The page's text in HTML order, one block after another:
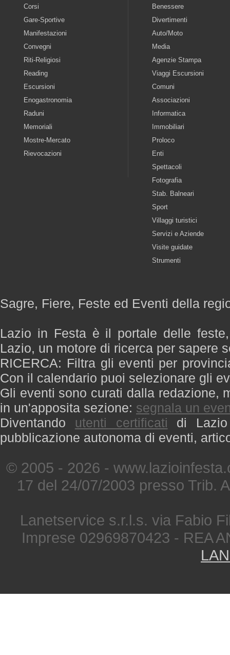
Corsi
Gare-Sportive
Manifestazioni
Convegni
Riti-Religiosi
Reading
Escursioni
Enogastronomia
Raduni
Memoriali
Mostre-Mercato
Rievocazioni
Benessere
Divertimenti
Auto/Moto
Media
Agenzie Stampa
Viaggi Escursioni
Comuni
Associazioni
Informatica
Immobiliari
Proloco
Enti
Spettacoli
Fotografia
Stab. Balneari
Sport
Villaggi turistici
Servizi e Aziende
Visite guidate
Strumenti
Sagre, Fiere, Feste ed Eventi della
Lazio in Festa è il portale delle
Lazio, un motore di ricerca per sapere
RICERCA: Filtra gli eventi per
Con il calendario puoi selezionare gli
Gli eventi sono curati dalla redazione,
in un'apposita sezione: segnala un
Diventando utenti certificati di
pubblicazione autonoma di eventi,
© 2005 - 2026 -
17 del 24/07/2003 presso Trib.
Lanetservice s.r.l.s. via Fabio
Imprese 02969870423 - REA